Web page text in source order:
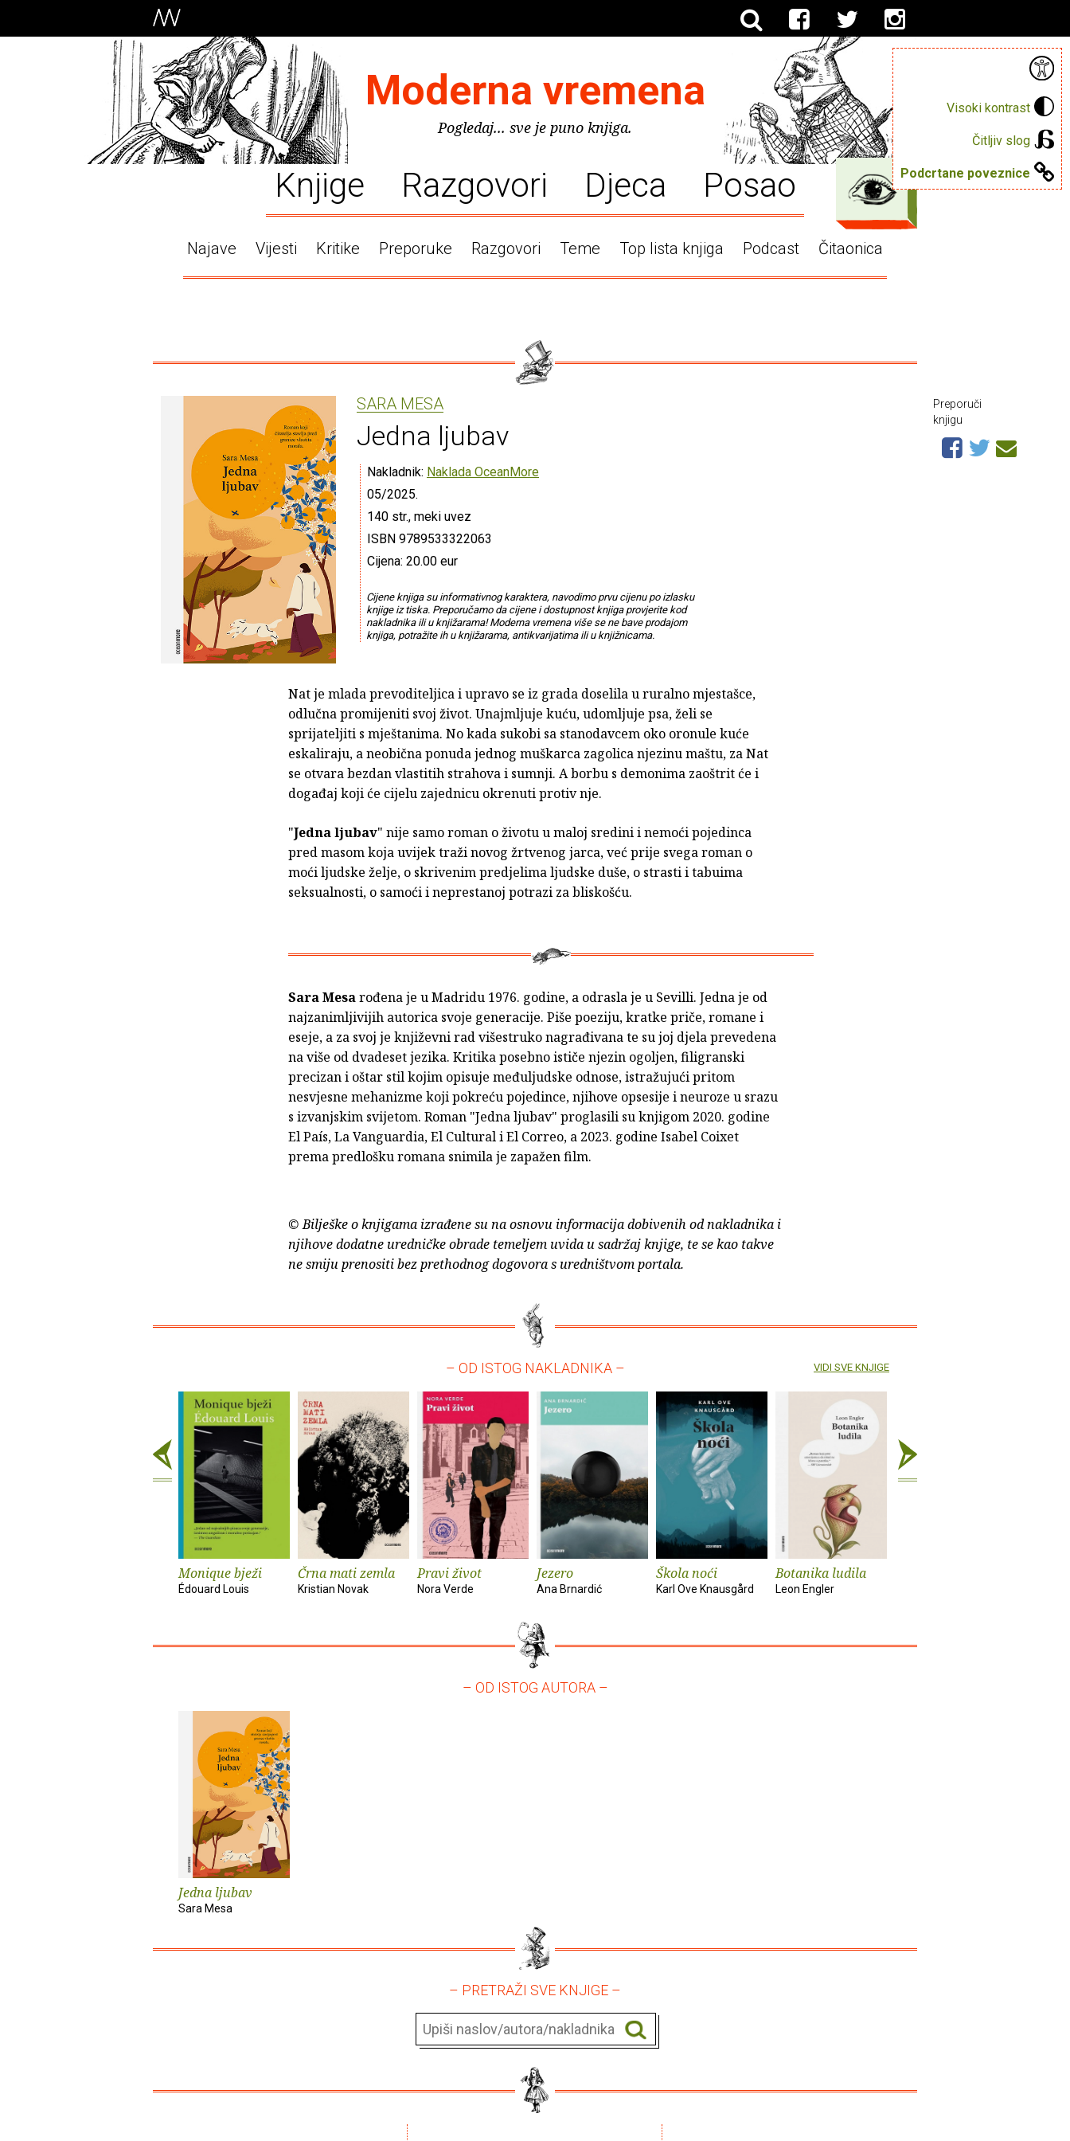
Visoki kontrast
Čitljiv slog
Podcrtane poveznice
Moderna vremena
Pogledaj... sve je puno knjiga.
Knjige Razgovori Djeca Posao
Najave Vijesti Kritike Preporuke Razgovori Teme Top lista knjiga Podcast Čitaonica
SARA MESA
Jedna ljubav
Nakladnik: Naklada OceanMore
05/2025.
140 str., meki uvez
ISBN 9789533322063
Cijena: 20.00 eur
Cijene knjiga su informativnog karaktera, navodimo prvu cijenu po izlasku
knjige iz tiska. Preporučamo da cijene i dostupnost knjiga provjerite kod
nakladnika ili u knjižarama! Moderna vremena više se ne bave prodajom
knjiga, potražite ih u knjižarama, antikvarijatima ili u knjižnicama.
Nat je mlada prevoditeljica i upravo se iz grada doselila u ruralno mjestašce,
odlučna promijeniti svoj život. Unajmljuje kuću, udomljuje psa, želi se
sprijateljiti s mještanima. No kada sukobi sa stanodavcem oko oronule kuće
eskaliraju, a neobična ponuda jednog muškarca zagolica njezinu maštu, za Nat
se otvara bezdan vlastitih strahova i sumnji. A borbu s demonima zaoštrit će i
događaj koji će cijelu zajednicu okrenuti protiv nje.
"Jedna ljubav" nije samo roman o životu u maloj sredini i nemoći pojedinca
pred masom koja uvijek traži novog žrtvenog jarca, već prije svega roman o
moći ljudske želje, o skrivenim predjelima ljudske duše, o strasti i tabuima
seksualnosti, o samoći i neprestanoj potrazi za bliskošću.
Sara Mesarođena je u Madridu 1976. godine, a odrasla je u Sevilli. Jedna je od
najzanimljivijih autorica svoje generacije. Piše poeziju, kratke priče, romane i
eseje, a za svoj je književni rad višestruko nagrađivana te su joj djela prevedena
na više od dvadeset jezika. Kritika posebno ističe njezin ogoljen, filigranski
precizan i oštar stil kojim opisuje međuljudske odnose, istražujući pritom
nesvjesne mehanizme koji pokreću pojedince, njihove opsesije i neuroze u srazu
s izvanjskim svijetom. Roman "Jedna ljubav" proglasili su knjigom 2020. godine
El País, La Vanguardia, El Cultural i El Correo, a 2023. godine Isabel Coixet
prema predlošku romana snimila je zapažen film.
© Bilješke o knjigama izrađene su na osnovu informacija dobivenih od nakladnika i
njihove dodatne uredničke obrade temeljem uvida u sadržaj knjige, te se kao takve
ne smiju prenositi bez prethodnog dogovora s uredništvom portala.
Preporuči
knjigu
– OD ISTOG NAKLADNIKA –
Monique bježi
Édouard Louis
Črna mati zemla
Kristian Novak
Pravi život
Nora Verde
Jezero
Ana Brnardić
Škola noći
Karl Ove Knausgård
Botanika ludila
Leon Engler
VIDI SVE KNJIGE
– OD ISTOG AUTORA –
Jedna ljubav
Sara Mesa
– PRETRAŽI SVE KNJIGE –